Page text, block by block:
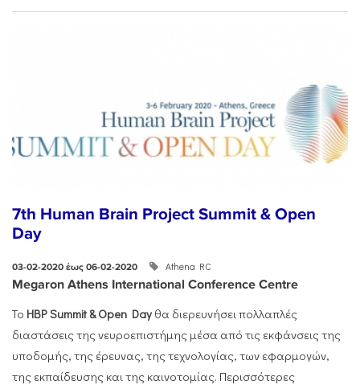
7th Human Brain Project Summit & Open
Day
03-02-2020 έως 06-02-2020 Athena RC
Megaron Athens International Conference Centre
Το HBP Summit & Open Day θα διερευνήσει πολλαπλές
διαστάσεις της νευροεπιστήμης μέσα από τις εκφάνσεις της
υποδομής, της έρευνας, της τεχνολογίας, των εφαρμογών,
της εκπαίδευσης και της καινοτομίας. Περισσότερες